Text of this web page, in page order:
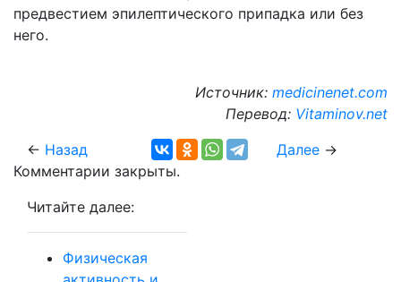
предвестием эпилептического припадка или без
него.
Источник: medicinenet.com
Перевод: Vitaminov.net
← Назад Далее→
Комментарии закрыты.
Читайте далее:
Физическая